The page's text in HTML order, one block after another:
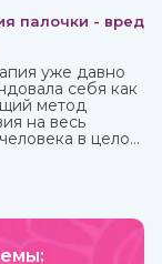
палочки - вред
уже давно
себя как
метод
на весь
в целом:
бывают